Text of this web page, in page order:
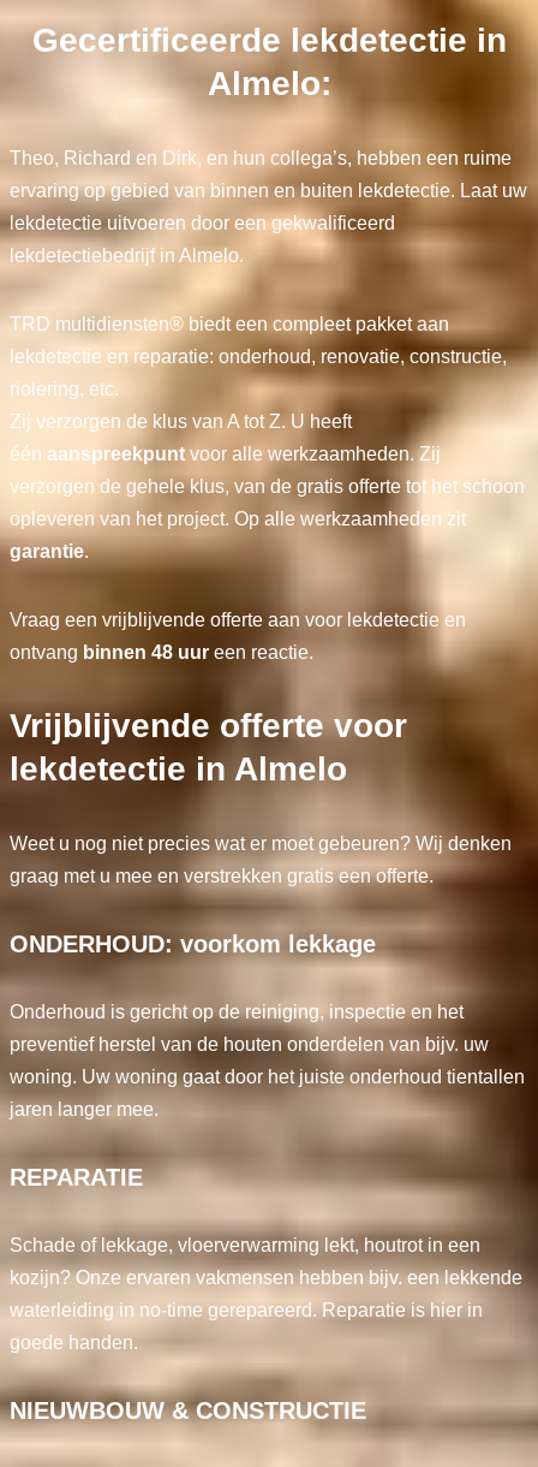
Gecertificeerde lekdetectie in
Almelo:
Theo, Richard en Dirk, en hun collega’s, hebben een ruime
ervaring op gebied van binnen en buiten lekdetectie. Laat uw
lekdetectie uitvoeren door een gekwalificeerd
lekdetectiebedrijf in Almelo.
TRD multidiensten® biedt een compleet pakket aan
lekdetectie en reparatie: onderhoud, renovatie, constructie,
riolering, etc.
Zij verzorgen de klus van A tot Z. U heeft
één aanspreekpuntvoor alle werkzaamheden. Zij
verzorgen de gehele klus, van de gratis offerte tot het schoon
opleveren van het project. Op alle werkzaamheden zit
garantie.
Vraag een vrijblijvende offerte aan voor lekdetectie en
ontvang binnen 48 uureen reactie.
Vrijblijvende offerte voor
lekdetectie in Almelo
Weet u nog niet precies wat er moet gebeuren? Wij denken
graag met u mee en verstrekken gratis een offerte.
ONDERHOUD: voorkom lekkage
Onderhoud is gericht op de reiniging, inspectie en het
preventief herstel van de houten onderdelen van bijv. uw
woning. Uw woning gaat door het juiste onderhoud tientallen
jaren langer mee.
REPARATIE
Schade of lekkage, vloerverwarming lekt, houtrot in een
kozijn? Onze ervaren vakmensen hebben bijv. een lekkende
waterleiding in no-time gerepareerd. Reparatie is hier in
goede handen.
NIEUWBOUW & CONSTRUCTIE